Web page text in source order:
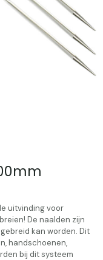
uitvinding voor
De naalden zijn
kan worden. Dit
handschoenen,
bij dit systeem